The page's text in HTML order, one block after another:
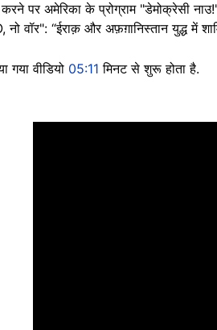
पर अमेरिका के प्रोग्राम "डेमोक्रेसी
वॉर": “ईराक़ और अफ़ग़ानिस्तान युद्ध में
गया वीडियो 05:11 मिनट से शुरू होता है.